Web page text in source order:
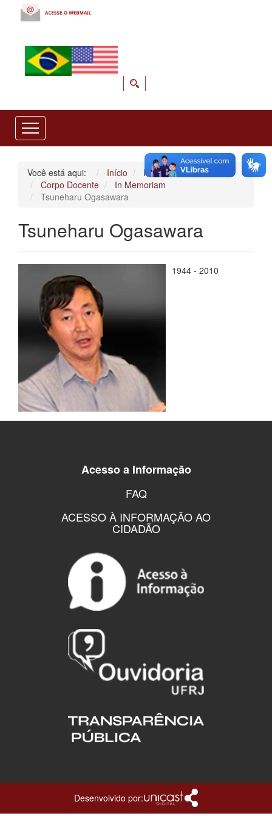
Você está aqui: Início
Institucional
Corpo Docente
In Memoriam
Tsuneharu Ogasawara
Tsuneharu Ogasawara
1944 - 2010
Acesso a Informação
FAQ
ACESSO À INFORMAÇÃO AO
CIDADÃO
Desenvolvido por: